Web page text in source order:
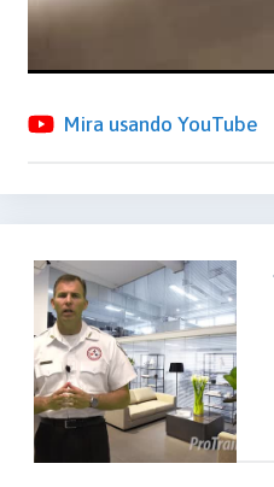
Mira usando YouTube